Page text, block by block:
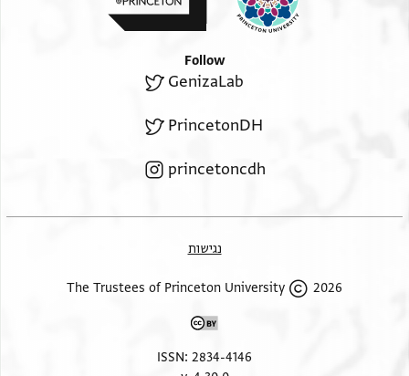
Follow
GenizaLab
PrincetonDH
princetoncdh
נגישות
2026 The Trustees of Princeton University
ISSN: 2834-4146